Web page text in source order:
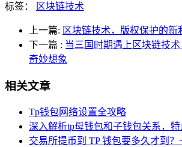
标签： 区块链技术
上一篇: 区块链技术，版权保护的新
下一篇 : 当三国时期遇上区块链技
奇妙想象
相关文章
Tp钱包网络设置全攻略
深入解析tp母钱包和子钱包关系，
交易所提币到 TP 钱包要多久才到？